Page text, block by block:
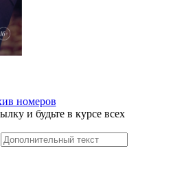
номеров
и будьте в курсе всех